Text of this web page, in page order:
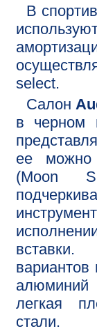
В
select.
Салон
в черном
ее можно
(Moon
алюминий
легкая
стали.